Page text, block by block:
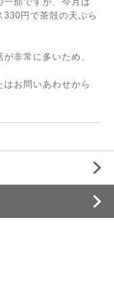
円で茶殻の天ぷら
非常に多いため、
お問いあわせから